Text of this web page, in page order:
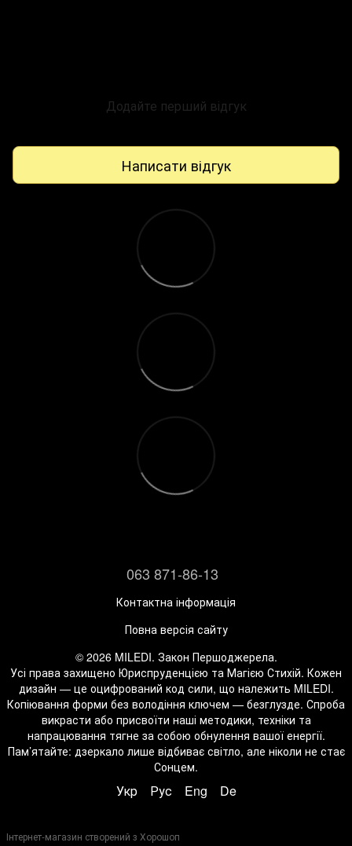
Додайте перший відгук
Написати відгук
063 871-86-13
Контактна інформація
Повна версія сайту
© 2026 MILEDI. Закон Першоджерела.
Усі права захищено Юриспруденцією та Магією Стихій. Кожен
дизайн — це оцифрований код сили, що належить MILEDI.
Копіювання форми без володіння ключем — безглузде. Спроба
викрасти або присвоїти наші методики, техніки та
напрацювання тягне за собою обнулення вашої енергії.
Пам’ятайте: дзеркало лише відбиває світло, але ніколи не стає
Сонцем.
Укр Рус Eng De
Інтернет-магазин створений з Хорошоп